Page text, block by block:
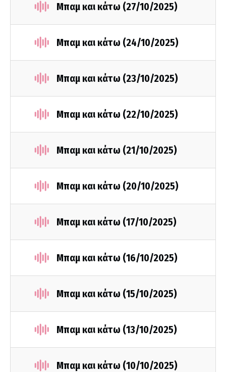
Μπαμ και κάτω (27/10/2025)
Μπαμ και κάτω (24/10/2025)
Μπαμ και κάτω (23/10/2025)
Μπαμ και κάτω (22/10/2025)
Μπαμ και κάτω (21/10/2025)
Μπαμ και κάτω (20/10/2025)
Μπαμ και κάτω (17/10/2025)
Μπαμ και κάτω (16/10/2025)
Μπαμ και κάτω (15/10/2025)
Μπαμ και κάτω (13/10/2025)
Μπαμ και κάτω (10/10/2025)